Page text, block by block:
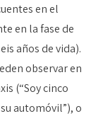
en el
en la fase de
años de vida).
observar en
(“Soy cinco
automóvil”), o